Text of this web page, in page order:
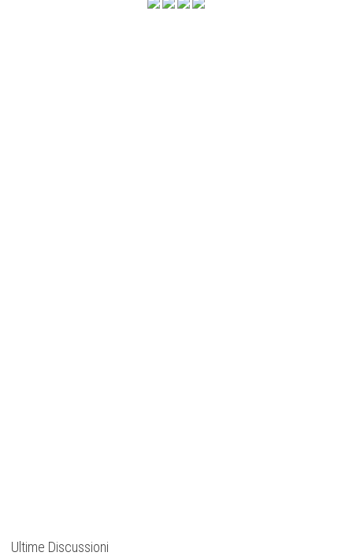
Ultime Discussioni